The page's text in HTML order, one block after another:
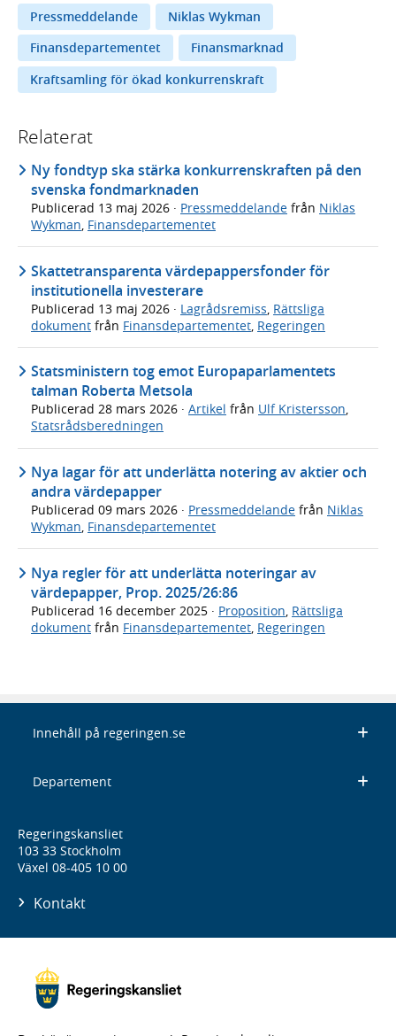
Pressmeddelande
Niklas Wykman
Finansdepartementet
Finansmarknad
Kraftsamling för ökad konkurrenskraft
Relaterat
Ny fondtyp ska stärka konkurrenskraften på den
svenska fondmarknaden
Publicerad 13 maj 2026 · Pressmeddelande från Niklas
Wykman, Finansdepartementet
Skattetransparenta värdepappersfonder för
institutionella investerare
Publicerad 13 maj 2026 · Lagrådsremiss Rättsliga
dokument från Finansdepartementet Regeringen
Statsministern tog emot Europaparlamentets
talman Roberta Metsola
Publicerad 28 mars 2026 · Artikel från Ulf Kristersson,
Statsrådsberedningen
Nya lagar för att underlätta notering av aktier och
andra värdepapper
Publicerad 09 mars 2026 · Pressmeddelande från Niklas
Wykman, Finansdepartementet
Nya regler för att underlätta noteringar av
värdepapper, Prop. 2025/26:86
Publicerad 16 december 2025 · Proposition Rättsliga
dokument från Finansdepartementet Regeringen
Innehåll på regeringen.se
Departement
Regeringskansliet
103 33 Stockholm
Växel 08-405 10 00
Kontakt